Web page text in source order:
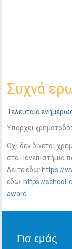
Συχνά
Τελευταία
Υπάρχει
Όχι δεν δίνεται
στα Πανεπιστήμια
Δείτε εδώ: https://
εδώ: https://school-
award
Για εμάς